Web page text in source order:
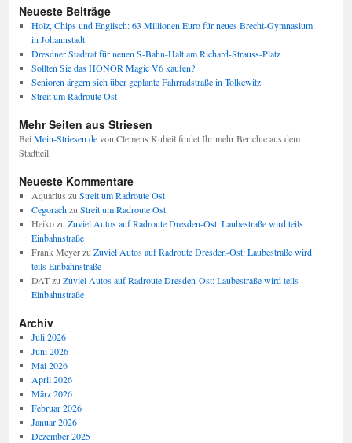
Neueste Beiträge
Holz, Chips und Englisch: 63 Millionen Euro für neues Brecht-Gymnasium
in Johannstadt
Dresdner Stadtrat für neuen S-Bahn-Halt am Richard-Strauss-Platz
Sollten Sie das HONOR Magic V6 kaufen?
Senioren ärgern sich über geplante Fahrradstraße in Tolkewitz
Streit um Radroute Ost
Mehr Seiten aus Striesen
Bei Mein-Striesen.devon Clemens Kubeil findet Ihr mehr Berichte aus dem
Stadtteil.
Neueste Kommentare
Aquarius zu Streit um Radroute Ost
Cegorachzu Streit um Radroute Ost
Heikozu Zuviel Autos auf Radroute Dresden-Ost: Laubestraße wird teils
Einbahnstraße
Frank Meyerzu Zuviel Autos auf Radroute Dresden-Ost: Laubestraße wird
teils Einbahnstraße
DATzu Zuviel Autos auf Radroute Dresden-Ost: Laubestraße wird teils
Einbahnstraße
Archiv
Juli 2026
Juni 2026
Mai 2026
April 2026
März 2026
Februar 2026
Januar 2026
Dezember 2025